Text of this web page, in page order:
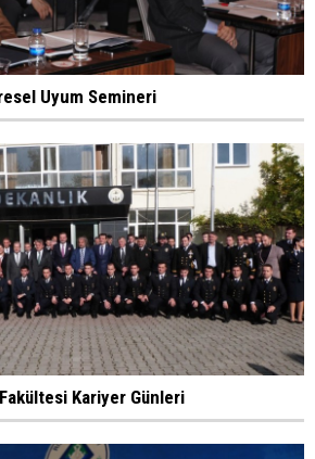
Uyum Semineri
Kariyer Günleri